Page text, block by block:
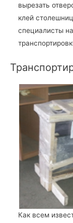
вырезать
клей
специалисты
Как всем